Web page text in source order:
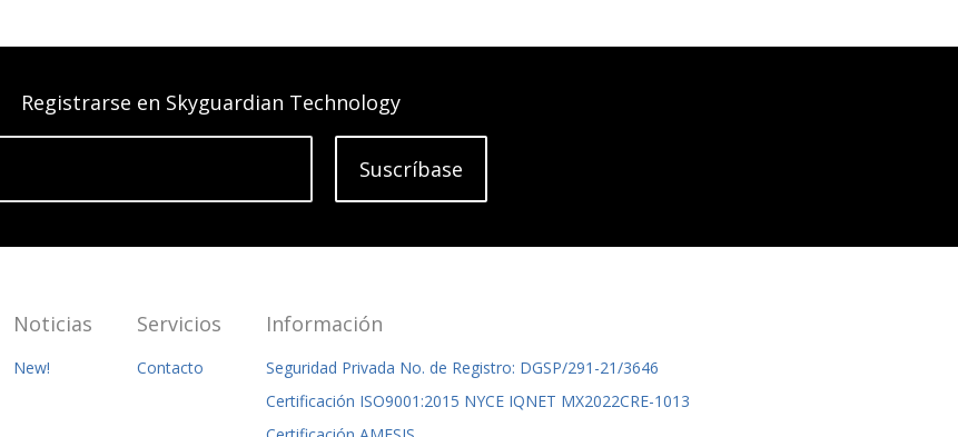
Registrarse en Skyguardian Technology
Suscríbase
Noticias
New!
Servicios
Contacto
Información
Seguridad Privada No. de Registro: DGSP/291-21/3646
Certificación ISO9001:2015 NYCE IQNET MX2022CRE-1013